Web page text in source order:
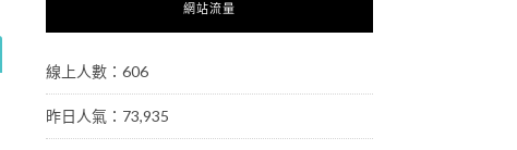
網站流量
線上人數：606
昨日人氣：73,935